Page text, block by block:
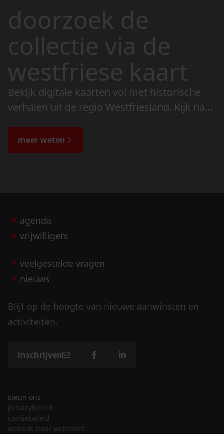
doorzoek de
collectie via de
westfriese kaart
Bekijk digitale kaarten vol met historische
verhalen uit de regio Westfriesland. Kijk naar
de bijzondere verhalen.
meer weten
agenda
vrijwilligers
veelgestelde vragen
nieuws
Blijf op de hoogte van nieuwe aanwinsten en
activiteiten.
inschrijven
steun ons
privacybeleid
cookiebeleid
website door webreact